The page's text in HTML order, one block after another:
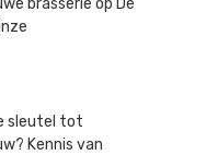
sleutel tot
Kennis van